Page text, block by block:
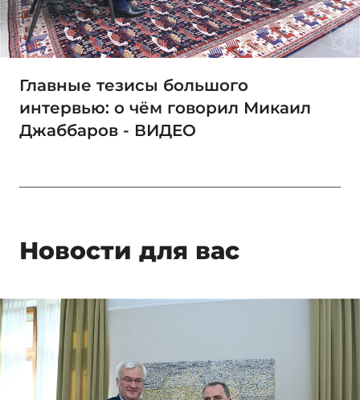
Главные тезисы большого
интервью: о чём говорил Микаил
Джаббаров - ВИДЕО
Новости для вас